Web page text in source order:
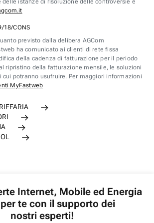
delle istanze di risoluzione delle controversie è
18/CONS
previsto dalla delibera AGCom
ha comunicato ai clienti di rete fissa
della cadenza di fatturazione per il periodo
ripristino della fatturazione mensile, le soluzioni
cui potranno usufruire. Per maggiori informazioni
MyFastweb
Internet, Mobile ed Energia
te con il supporto dei
nostri esperti!